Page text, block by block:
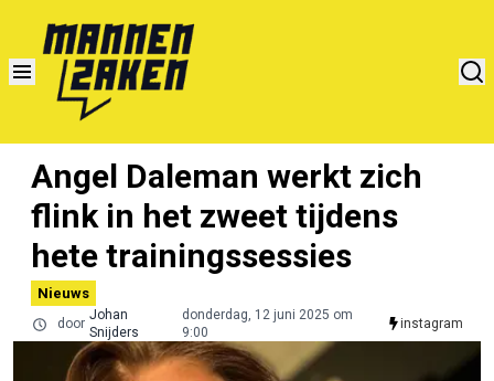
Angel Daleman werkt zich
flink in het zweet tijdens
hete trainingssessies
Nieuws
door
Johan
Snijders
donderdag, 12 juni 2025 om
9:00
instagram